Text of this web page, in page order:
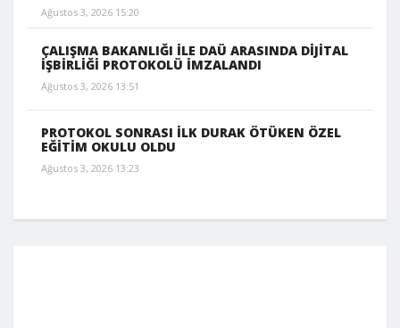
Ağustos 3, 2026 15:20
ÇALIŞMA BAKANLIĞI İLE DAÜ ARASINDA DİJİTAL
İŞBİRLİĞİ PROTOKOLÜ İMZALANDI
Ağustos 3, 2026 13:51
PROTOKOL SONRASI İLK DURAK ÖTÜKEN ÖZEL
EĞİTİM OKULU OLDU
Ağustos 3, 2026 13:23